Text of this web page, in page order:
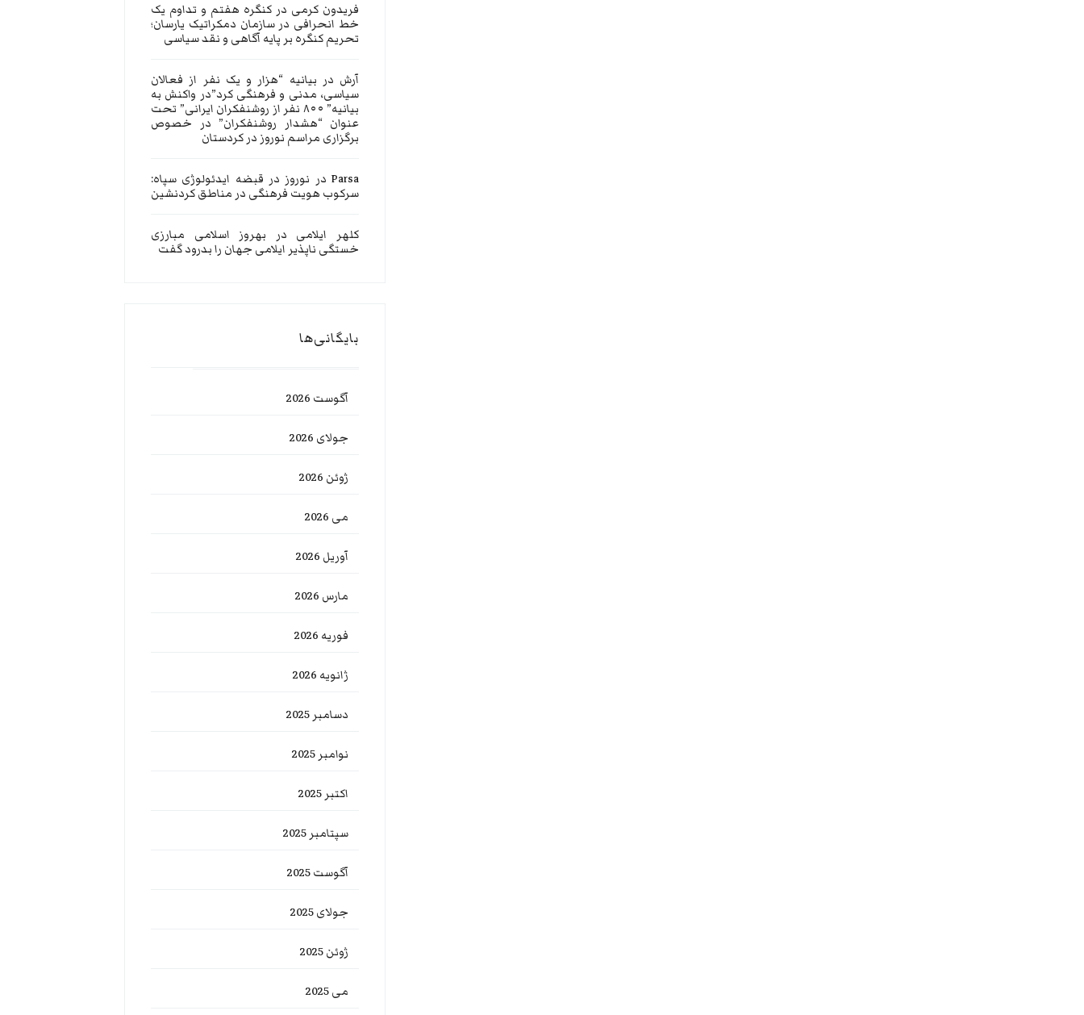
فریدون کرمی در کنگره هفتم و تداوم یک
خط انحرافی در سازمان دمکراتیک یارسان؛
تحریم کنگره بر پایه آگاهی و نقد سیاسی
آرش در بیانیه “هزار و یک نفر از فعالان
سیاسی، مدنی و فرهنگی کرد”در واکنش به
بیانیه” ۸۰۰ نفر از روشنفکران ایرانی” تحت
عنوان “هشدار روشنفکران” در خصوص
برگزاری مراسم نوروز در کردستان
Parsaدر نوروز در قبضه ایدئولوژی سپاه:
سرکوب هویت فرهنگی در مناطق کردنشین
کلهر ایلامی در بهروز اسلامی مبارزی
خستگی ناپذیر ایلامی جهان را بدرود گفت
بایگانی‌ها
آگوست 2026
جولای 2026
ژوئن 2026
می 2026
آوریل 2026
مارس 2026
فوریه 2026
ژانویه 2026
دسامبر 2025
نوامبر 2025
اکتبر 2025
سپتامبر 2025
آگوست 2025
جولای 2025
ژوئن 2025
می 2025